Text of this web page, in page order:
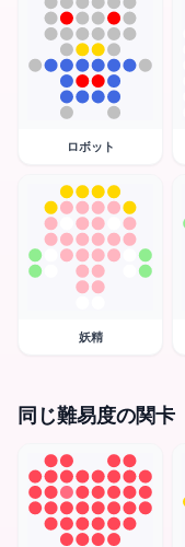
ロボット
妖精
同じ難易度の関卡